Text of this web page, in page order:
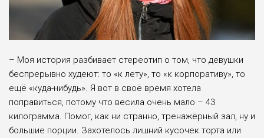
– Моя история разбивает стереотип о том, что девушки
беспрерывно худеют: то «к лету», то «к корпоративу», то
ещё «куда-нибудь». Я вот в своё время хотела
поправиться, потому что весила очень мало – 43
килограмма. Помог, как ни странно, тренажёрный зал, ну и
большие порции. Захотелось лишний кусочек торта или